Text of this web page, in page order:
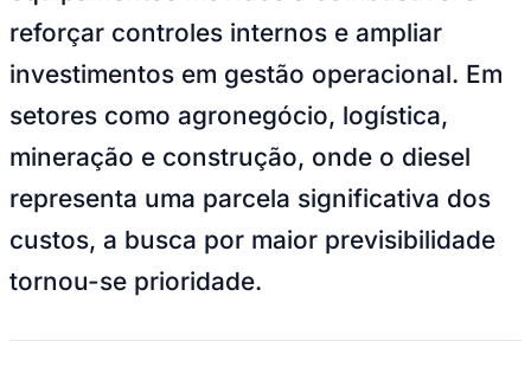
NBA
NFL
Fórmula 1
UFC
MLB
Atletismo
NBB
Competições de Futebol
Brasileirão Série A
Brasileirão Série B
Copa do Brasil
reforçar controles internos e ampliar
investimentos em gestão operacional. Em
setores como agronegócio, logística,
mineração e construção, onde o diesel
representa uma parcela significativa dos
custos, a busca por maior previsibilidade
tornou-se prioridade.